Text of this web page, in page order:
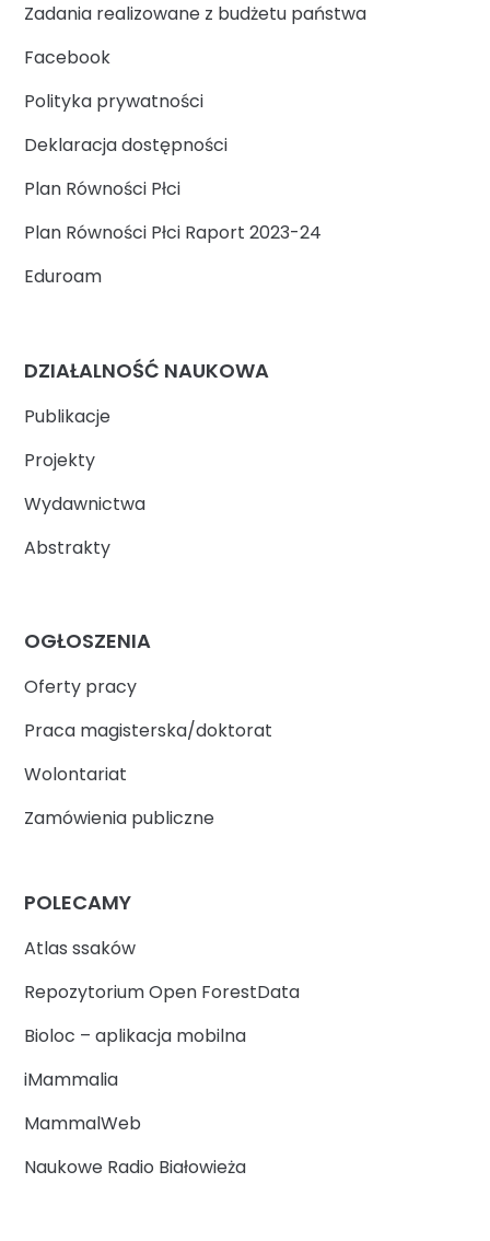
Zadania realizowane z budżetu państwa
Facebook
Polityka prywatności
Deklaracja dostępności
Plan Równości Płci
Plan Równości Płci Raport 2023-24
Eduroam
DZIAŁALNOŚĆ NAUKOWA
Publikacje
Projekty
Wydawnictwa
Abstrakty
OGŁOSZENIA
Oferty pracy
Praca magisterska/doktorat
Wolontariat
Zamówienia publiczne
POLECAMY
Atlas ssaków
Repozytorium Open ForestData
Bioloc – aplikacja mobilna
iMammalia
MammalWeb
Naukowe Radio Białowieża